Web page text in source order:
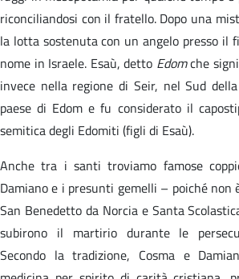
riconciliandosi con il fratello. Dopo una
la lotta sostenuta con un angelo presso il
nome in Israele. Esaù, detto Edomche
invece nella regione di Seir, nel Sud
paese di Edom e fu considerato il
semitica degli Edomiti (figli di Esaù).
Anche tra i santi troviamo famose
Damiano e i presunti gemelli – poiché
San Benedetto da Norcia e Santa
subirono il martirio durante le
Secondo la tradizione, Cosma e